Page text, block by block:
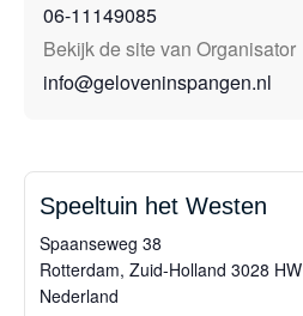
06-11149085
Bekijk de site van Organisator
info@geloveninspangen.nl
Speeltuin het Westen
Spaanseweg 38
Rotterdam, Zuid-Holland 3028 HW
Nederland